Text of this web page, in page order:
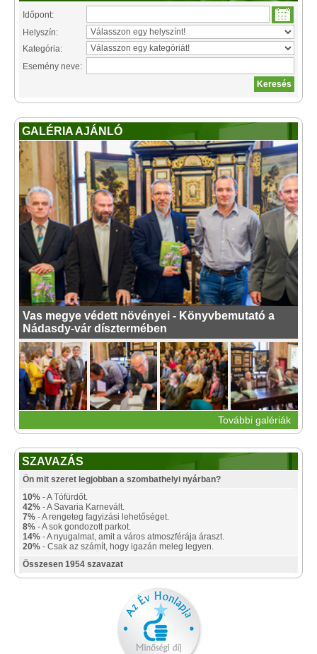
Időpont:
Helyszín:
Kategória:
Esemény neve:
GALÉRIA AJÁNLÓ
Vas megye védett növényei - Könyvbemutató a
Nádasdy-vár dísztermében
További galériák
SZAVAZÁS
Ön mit szeret legjobban a szombathelyi nyárban?
10% - A Tófürdőt.
42% - A Savaria Karnevált.
7% - A rengeteg fagyizási lehetőséget.
8% - A sok gondozott parkot.
14% - A nyugalmat, amit a város atmoszférája áraszt.
20% - Csak az számít, hogy igazán meleg legyen.
Összesen 1954 szavazat